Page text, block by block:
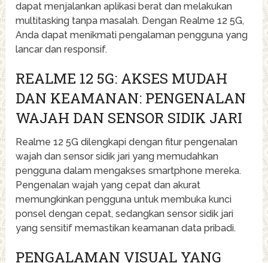
dapat menjalankan aplikasi berat dan melakukan
multitasking tanpa masalah. Dengan Realme 12 5G,
Anda dapat menikmati pengalaman pengguna yang
lancar dan responsif.
REALME 12 5G: AKSES MUDAH
DAN KEAMANAN: PENGENALAN
WAJAH DAN SENSOR SIDIK JARI
Realme 12 5G dilengkapi dengan fitur pengenalan
wajah dan sensor sidik jari yang memudahkan
pengguna dalam mengakses smartphone mereka.
Pengenalan wajah yang cepat dan akurat
memungkinkan pengguna untuk membuka kunci
ponsel dengan cepat, sedangkan sensor sidik jari
yang sensitif memastikan keamanan data pribadi.
PENGALAMAN VISUAL YANG